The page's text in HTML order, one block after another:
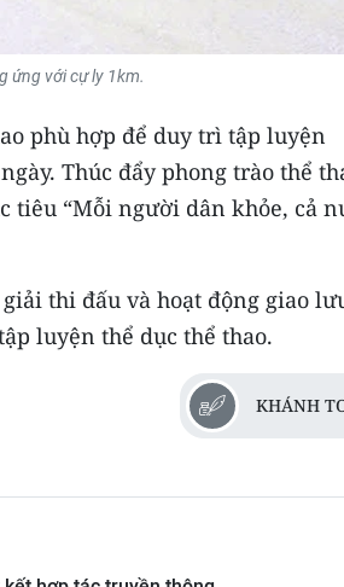
ứng với cự ly 1km.
phù hợp để duy trì tập luyện
Thúc đẩy phong trào thể
tiêu “Mỗi người dân khỏe, cả
thi đấu và hoạt động giao
luyện thể dục thể thao.
KHÁNH